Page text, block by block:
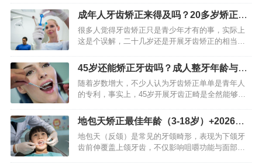
上成年人的颌骨尽管已经发育到定型状态，不过牙
齿依旧能够于科学施…
成年人牙齿矫正来得及吗？20多岁矫正要
多久、多少钱
很多人觉得牙齿矫正只是青少年才有的事，实际上
这是个误解，二十几岁还是开展牙齿矫正的相当棒
而牙齿在牙槽骨里一辈子都是可以挪动的，当代正
畸技术绝对有本事安全、高…
45岁还能矫正牙齿吗？成人整牙年龄与条
件详解
随着岁数增大，不少人认为牙齿矫正单单是青年人
的专利，事实上，45岁开展牙齿正畸是全然能够行
化的医治方案，成年人的颌骨虽说已经固定成型
了，然而牙齿依旧能够在专…
地包天矫正最佳年龄（3-18岁）+2026年
价格明细｜避坑指南
地包天（反颌）是常见的牙颌畸形，表现为下颌牙
齿前伸覆盖上颌牙齿，不仅影响咀嚼功能与面部美